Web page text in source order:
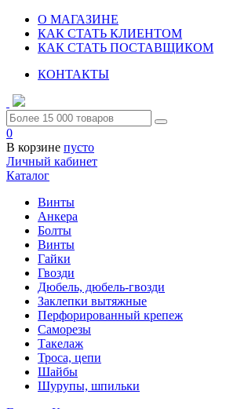
О МАГАЗИНЕ
КАК СТАТЬ КЛИЕНТОМ
КАК СТАТЬ ПОСТАВЩИКОМ
КОНТАКТЫ
0
В корзине пусто
Личный кабинет
Каталог
Винты
Анкера
Болты
Винты
Гайки
Гвозди
Дюбель, дюбель-гвозди
Заклепки вытяжные
Перфорированный крепеж
Саморезы
Такелаж
Троса, цепи
Шайбы
Шурупы, шпильки